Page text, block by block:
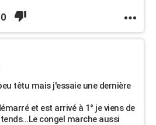
0
têtu mais j'essaie une dernière
et est arrivé à 1° je viens de
congel marche aussi